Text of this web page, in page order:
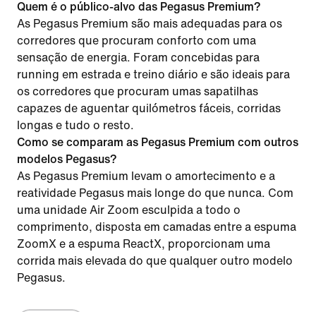
Quem é o público-alvo das Pegasus Premium?
As Pegasus Premium são mais adequadas para os
corredores que procuram conforto com uma
sensação de energia. Foram concebidas para
running em estrada e treino diário e são ideais para
os corredores que procuram umas sapatilhas
capazes de aguentar quilómetros fáceis, corridas
longas e tudo o resto.
Como se comparam as Pegasus Premium com outros
modelos Pegasus?
As Pegasus Premium levam o amortecimento e a
reatividade Pegasus mais longe do que nunca. Com
uma unidade Air Zoom esculpida a todo o
comprimento, disposta em camadas entre a espuma
ZoomX e a espuma ReactX, proporcionam uma
corrida mais elevada do que qualquer outro modelo
Pegasus.